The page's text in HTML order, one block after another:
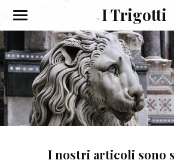
I Trigotti
I nostri articoli sono